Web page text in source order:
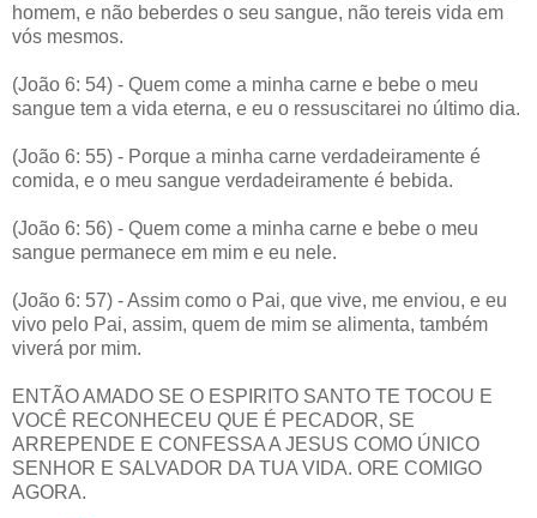
homem, e não beberdes o seu sangue, não tereis vida em
vós mesmos.
(João 6: 54) - Quem come a minha carne e bebe o meu
sangue tem a vida eterna, e eu o ressuscitarei no último dia.
(João 6: 55) - Porque a minha carne verdadeiramente é
comida, e o meu sangue verdadeiramente é bebida.
(João 6: 56) - Quem come a minha carne e bebe o meu
sangue permanece em mim e eu nele.
(João 6: 57) - Assim como o Pai, que vive, me enviou, e eu
vivo pelo Pai, assim, quem de mim se alimenta, também
viverá por mim.
ENTÃO AMADO SE O ESPIRITO SANTO TE TOCOU E
VOCÊ RECONHECEU QUE É PECADOR, SE
ARREPENDE E CONFESSA A JESUS COMO ÚNICO
SENHOR E SALVADOR DA TUA VIDA. ORE COMIGO
AGORA.